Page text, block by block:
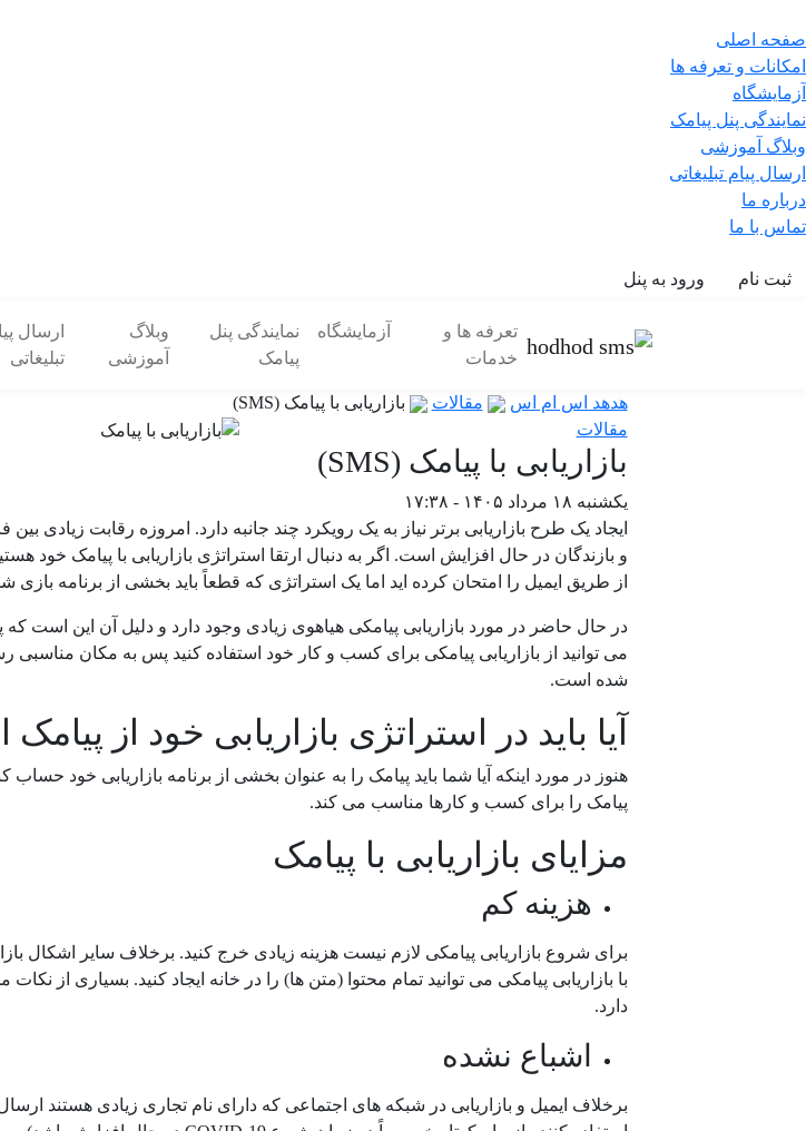
صفحه اصلی
امکانات و تعرفه ها
آزمایشگاه
نمایندگی پنل پیامک
وبلاگ آموزشی
ارسال پیام تبلیغاتی
درباره ما
تماس با ما
ثبت نام ورود به پنل
تعرفه ها و
خدمات
آزمایشگاه
نمایندگی پنل
پیامک
وبلاگ
آموزشی
ارسال
تبلیغاتی
هدهد اس ام اس مقالات
بازاریابی با پیامک (SMS)
مقالات
بازاریابی با پیامک (SMS)
یکشنبه ۱۸ مرداد ۱۴۰۵ - ۱۷:۳۸
ایجاد یک طرح بازاریابی برتر نیاز به یک رویکرد چند جانبه دارد. امروزه رقابت زیادی
و بازندگان در حال افزایش است. اگر به دنبال ارتقا استراتژی بازاریابی با پیامک خود
از طریق ایمیل را امتحان کرده اید اما یک استراتژی که قطعاً باید بخشی از برنامه بازی
می توانید از بازاریابی پیامکی برای کسب و کار خود استفاده کنید پس به مکان مناسبی
شده است.
آیا باید در استراتژی بازاریابی خود از پیامک
هنوز در مورد اینکه آیا شما باید پیامک را به عنوان بخشی از برنامه بازاریابی خود حساب
پیامک را برای کسب و کارها مناسب می کند.
مزایای بازاریابی با پیامک
هزینه کم
برای شروع بازاریابی پیامکی لازم نیست هزینه زیادی خرج کنید. برخلاف سایر اشکال
با بازاریابی پیامکی می توانید تمام محتوا (متن ها) را در خانه ایجاد کنید. بسیاری از
دارد.
اشباع نشده
برخلاف ایمیل و بازاریابی در شبکه های اجتماعی که دارای نام تجاری زیادی هستند